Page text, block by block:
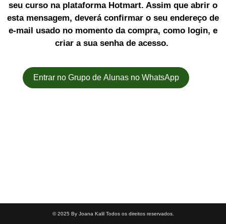
seu curso na plataforma Hotmart. Assim que abrir o
esta mensagem, deverá confirmar o seu endereço de
e-mail usado no momento da compra, como login, e
criar a sua senha de acesso.
Entrar no Grupo de Alunas no WhatsApp
© 2025 By Joana Kalil Todos os direitos reservados.